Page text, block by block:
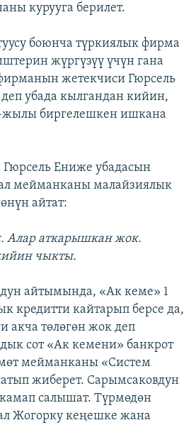
курууга берилет.
боюнча түркиялык фирма
жүргүзүү үчүн гана
жетекчиси Гюрсель
убада кылгандан кийин,
жылы биргелешкен ишкана
Гюрсель Ениже убадасын
мейманканы малайзиялык
айтат:
Алар аткарышкан жок.
чыкты.
айтымында, «Ак кеме» 1
кредитти кайтарып берсе да,
акча төлөгөн жок деп
сот «Ак кемени» банкрот
мейманканы «Систем
жиберет. Сарымсаковдун
камап салышат. Түрмөдөн
Жогорку кеңешке жана